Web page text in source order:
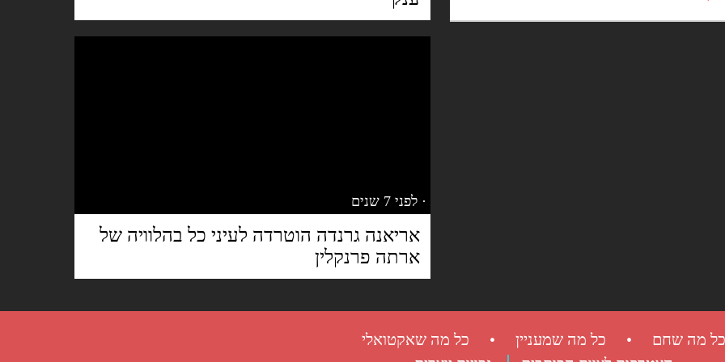
· לפני 7 שנים
אריאנה גרנדה הוטרדה לעיני כל בהלוויה של
ארתה פרנקלין
כל מה שחם • כל מה שמעניין • כל מה שאקטואלי